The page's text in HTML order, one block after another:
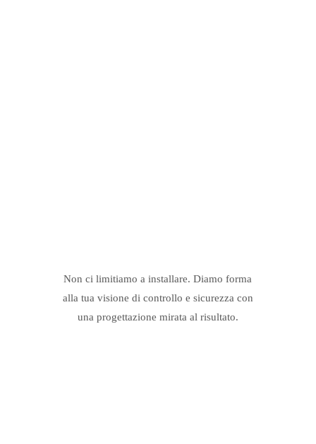
Non ci limitiamo a installare. Diamo forma
alla tua visione di controllo e sicurezza con
una progettazione mirata al risultato.